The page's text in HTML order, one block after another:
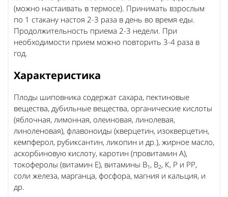
(можно настаивать в термосе). Принимать взрослым
по 1 стакану настоя 2-3 раза в день во время еды.
Продолжительность приема 2-3 недели. При
необходимости прием можно повторить 3-4 раза в
год.
Характеристика
Плоды шиповника содержат сахара, пектиновые
вещества, дубильные вещества, органические кислоты
(яблочная, лимонная, олеиновая, линолевая,
линоленовая), флавоноиды (кверцетин, изокверцетин,
кемпферол, рубиксантин, ликопин и др.), жирное масло,
аскорбиновую кислоту, каротин (провитамин А),
токоферолы (витамин Е), витамины В1 , В2, К, Р и РР,
соли железа, марганца, фосфора, магния и кальция, и
др.